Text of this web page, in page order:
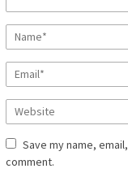
Save my name,
comment.